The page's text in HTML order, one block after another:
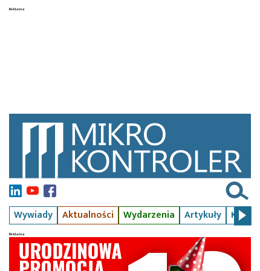
Wywiady Aktualności Wydarzenia Artykuły Kursy